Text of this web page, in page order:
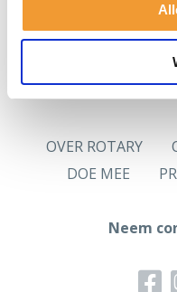
Jouw in de
e-mailadres is jouw
OVER ROTARY
DOE MEE
Neem